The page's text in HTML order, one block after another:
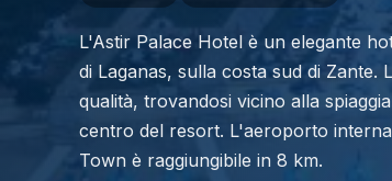
L'Astir Palace Hotel è un elegante
di Laganas, sulla costa sud di
qualità, trovandosi vicino alla
centro del resort. L'aeroporto
Town è raggiungibile in 8 km.